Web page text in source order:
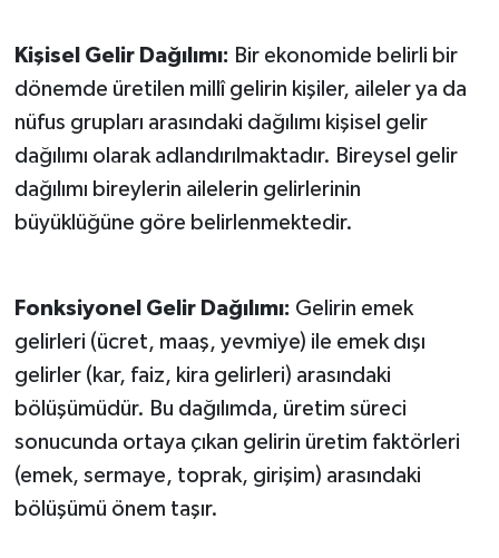
Kişisel Gelir Dağılımı: Bir ekonomide belirli bir
dönemde üretilen millî gelirin kişiler, aileler ya da
nüfus grupları arasındaki dağılımı kişisel gelir
dağılımı olarak adlandırılmaktadır. Bireysel gelir
dağılımı bireylerin ailelerin gelirlerinin
büyüklüğüne göre belirlenmektedir.
Fonksiyonel Gelir Dağılımı: Gelirin emek
gelirleri (ücret, maaş, yevmiye) ile emek dışı
gelirler (kar, faiz, kira gelirleri) arasındaki
bölüşümüdür. Bu dağılımda, üretim süreci
sonucunda ortaya çıkan gelirin üretim faktörleri
(emek, sermaye, toprak, girişim) arasındaki
bölüşümü önem taşır.